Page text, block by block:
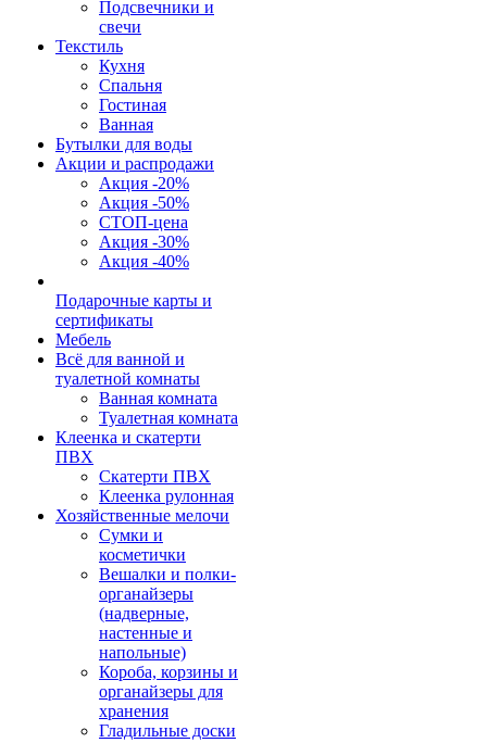
Подсвечники и
свечи
Текстиль
Кухня
Спальня
Гостиная
Ванная
Бутылки для воды
Акции и распродажи
Акция -20%
Акция -50%
СТОП-цена
Акция -30%
Акция -40%
Подарочные карты и
сертификаты
Мебель
Всё для ванной и
туалетной комнаты
Ванная комната
Туалетная комната
Клеенка и скатерти
ПВХ
Скатерти ПВХ
Клеенка рулонная
Хозяйственные мелочи
Сумки и
косметички
Вешалки и полки-
органайзеры
(надверные,
настенные и
напольные)
Короба, корзины и
органайзеры для
хранения
Гладильные доски